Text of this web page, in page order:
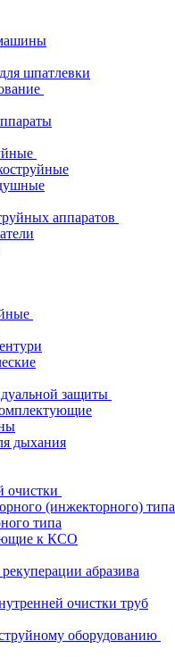
шпатлевки
аппаратов
защиты
дыхания
очистки
(инжекторного) типа
типа
к КСО
абразива
очистки труб
оборудованию